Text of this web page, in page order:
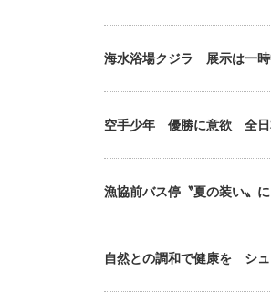
海水浴場クジラ 展示は一時
空手少年 優勝に意欲 全日
漁協前バス停〝夏の装い
自然との調和で健康を シ